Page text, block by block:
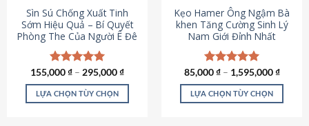
được
chọn
trên
trang
sản
phẩm
Sìn Sú Chống Xuất Tinh
Sớm Hiệu Quả – Bí Quyết
Phòng The Của Người Ê Đê
Được xếp
hạng4.95
5 sao
155,000₫ – 295,000₫
LỰA CHỌN TÙY CHỌN
Kẹo Hamer Ông Ngậm Bà
khen Tăng Cường Sinh Lý
Nam Giới Đỉnh Nhất
Được xếp
hạng5.00
5 sao
85,000₫– 1,595,000₫
LỰA CHỌN TÙY CHỌN